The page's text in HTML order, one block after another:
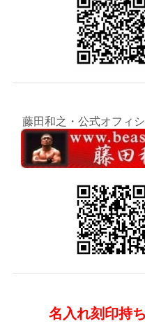
藤田和之・公式オフィ
名入れ刻印持